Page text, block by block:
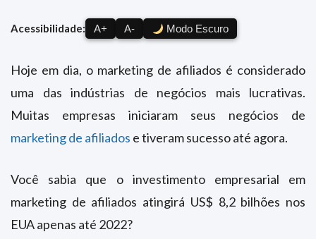
Acessibilidade: A+ A- Modo Escuro
Hoje em dia, o marketing de afiliados é considerado
uma das indústrias de negócios mais lucrativas.
Muitas empresas iniciaram seus negócios de
marketing de afiliados e tiveram sucesso até agora.
Você sabia que o investimento empresarial em
marketing de afiliados atingirá US$ 8,2 bilhões nos
EUA apenas até 2022?